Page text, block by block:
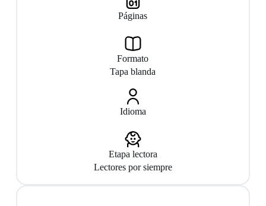
Páginas
Formato
Tapa blanda
Idioma
Etapa lectora
Lectores por siempre